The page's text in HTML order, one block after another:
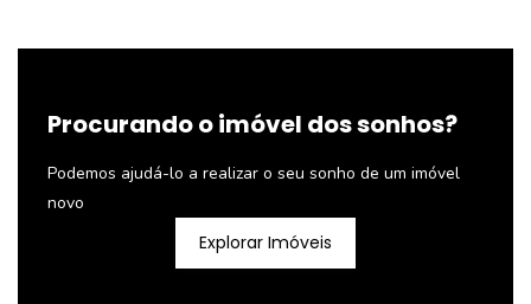
Procurando o imóvel dos sonhos?
Podemos ajudá-lo a realizar o seu sonho de um imóvel
novo
Explorar Imóveis